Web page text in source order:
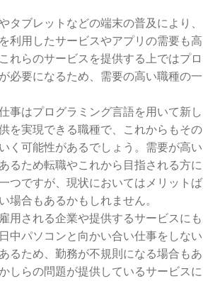
こともある
魅力とは
タブレットなどの端末の普及により、
利用したサービスやアプリの需要も高
れらのサービスを提供する上ではプロ
必要になるため、需要の高い職種の一
事はプログラミング言語を用いて新し
を実現できる職種で、これからもその
く可能性があるでしょう。需要が高い
るため転職やこれから目指される方に
つですが、現状においてはメリットば
場合もあるかもしれません。
用される企業や提供するサービスにも
中パソコンと向かい合い仕事をしない
るため、勤務が不規則になる場合もあ
しらの問題が提供しているサービスに